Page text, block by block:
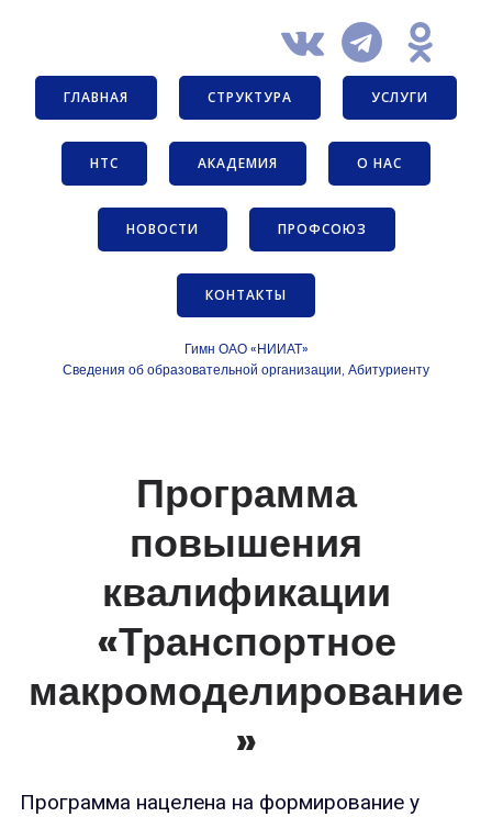
ГЛАВНАЯ СТРУКТУРА УСЛУГИ
НТС АКАДЕМИЯ О НАС
НОВОСТИ ПРОФСОЮЗ
КОНТАКТЫ
Гимн ОАО «НИИАТ»
Сведения об образовательной организации, Абитуриенту
Программа
повышения
квалификации
«Транспортное
макромоделирование
»
Программа нацелена на формирование у